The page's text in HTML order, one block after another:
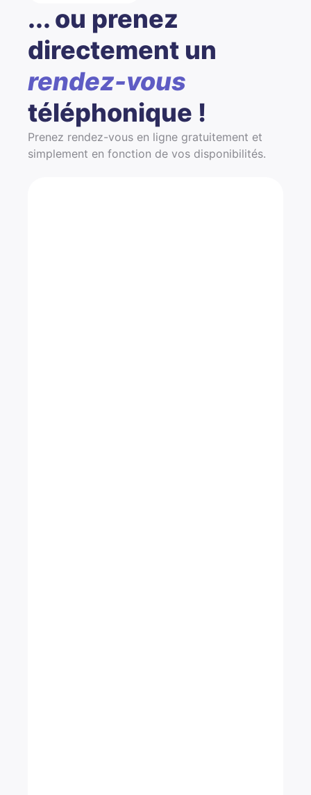
... ou prenez
directement un
rendez-vous
téléphonique !
Prenez rendez-vous en ligne gratuitement et
simplement en fonction de vos disponibilités.